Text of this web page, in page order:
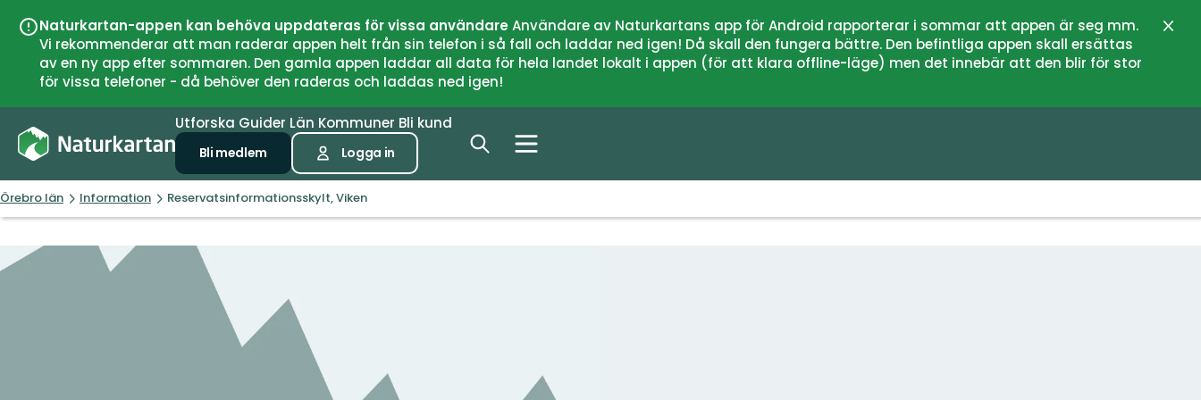
Naturkartan-appen kan behöva uppdateras för vissa användareAnvändare av Naturkartans app för Android rapporterar i sommar att appen är seg mm.
Vi rekommenderar att man raderar appen helt från sin telefon i så fall och laddar ned igen! Då skall den fungera bättre. Den befintliga appen skall ersättas
av en ny app efter sommaren. Den gamla appen laddar all data för hela landet lokalt i appen (för att klara offline-läge) men det innebär att den blir för stor
för vissa telefoner - då behöver den raderas och laddas ned igen!
Utforska Guider Län Kommuner Bli kund
Bli medlem Logga in
Örebro län Information Reservatsinformationsskylt, Viken